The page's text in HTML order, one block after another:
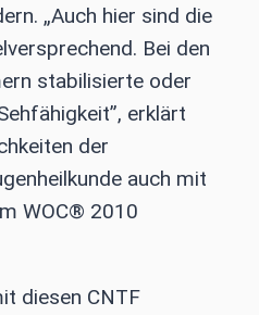
„Auch hier sind die
Bei den
stabilisierte oder
erklärt
der
auch mit
WOC® 2010
diesen CNTF